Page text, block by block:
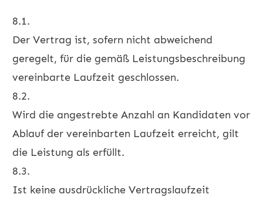
8.1.
Der Vertrag ist, sofern nicht abweichend
geregelt, für die gemäß Leistungsbeschreibung
vereinbarte Laufzeit geschlossen.
8.2.
Wird die angestrebte Anzahl an Kandidaten vor
Ablauf der vereinbarten Laufzeit erreicht, gilt
die Leistung als erfüllt.
8.3.
Ist keine ausdrückliche Vertragslaufzeit